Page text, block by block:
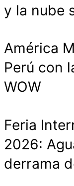
y la nube
América
Perú con
WOW
Feria
2026:
derrama